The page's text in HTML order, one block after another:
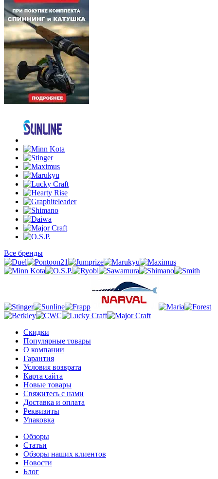
Все бренды
Скидки
Популярные товары
О компании
Гарантия
Условия возврата
Карта сайта
Новые товары
Свяжитесь с нами
Доставка и оплата
Реквизиты
Упаковка
Обзоры
Статьи
Обзоры наших клиентов
Новости
Блог